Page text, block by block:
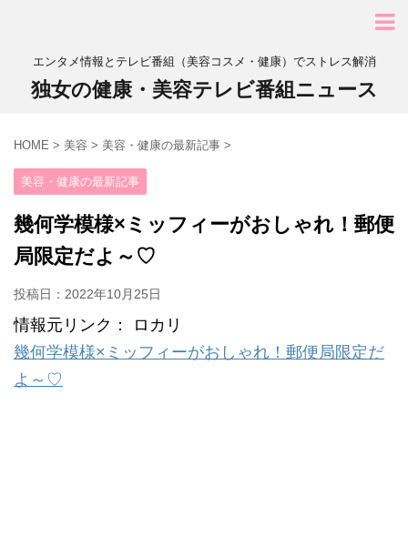
エンタメ情報とテレビ番組（美容コスメ・健康）でストレス解消
独女の健康・美容テレビ番組ニュース
HOME > 美容 > 美容・健康の最新記事 >
美容・健康の最新記事
幾何学模様×ミッフィーがおしゃれ！郵便
局限定だよ～♡
投稿日： 2022年10月25日
情報元リンク： ロカリ
幾何学模様×ミッフィーがおしゃれ！郵便局限定だ
よ～♡